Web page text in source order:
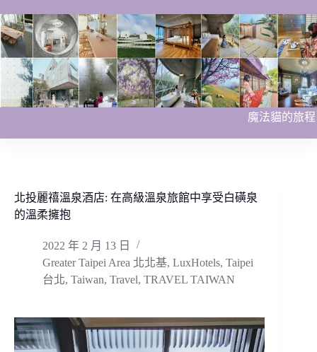
至
主
要
內
容
魔法貓的旅程
北投麗禧溫泉酒店: 在高級溫泉旅館中享受白磺泉
的溫柔擁抱
2022 年 2 月 13 日
Greater Taipei Area 北北基, LuxHotels, Taipei
台北, Taiwan, Travel, TRAVEL TAIWAN